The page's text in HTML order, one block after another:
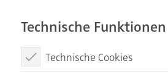
Technische Funktionen
Technische Cookies